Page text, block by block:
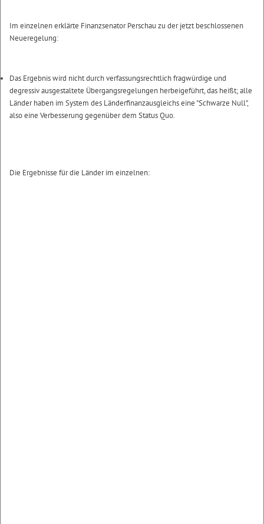
Im einzelnen erklärte Finanzsenator Perschau zu der jetzt beschlossenen
Neueregelung:
Das Ergebnis wird nicht durch verfassungsrechtlich fragwürdige und
degressiv ausgestaltete Übergangsregelungen herbeigeführt, das heißt; alle
Länder haben im System des Länderfinanzausgleichs eine "Schwarze Null",
also eine Verbesserung gegenüber dem Status Quo.
Die Ergebnisse für die Länder im einzelnen: